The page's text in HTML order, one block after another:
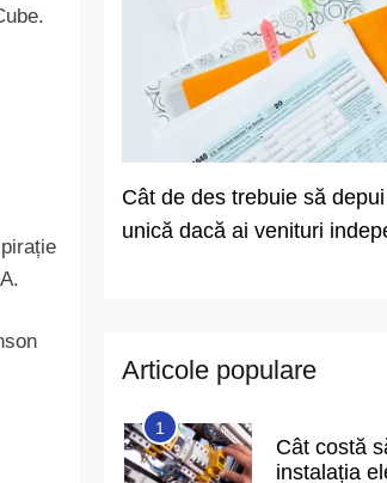
Cât de des trebuie să
unică dacă ai venituri
Articole populare
De ce
greață
o
SĂNĂTATE
5
echilibru în
recunoști
PERSPECTIVE
anii 2000
DIVERTISMENT
1
Cât costă
instalația